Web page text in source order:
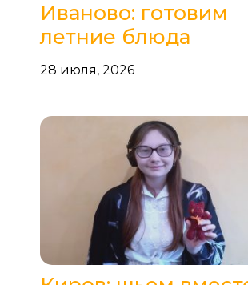
Иваново: готовим
летние блюда
28 июля, 2026